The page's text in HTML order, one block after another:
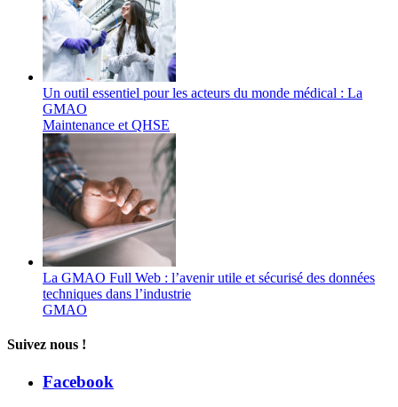
Un outil essentiel pour les acteurs du monde médical : La
GMAO
Maintenance et QHSE
La GMAO Full Web : l’avenir utile et sécurisé des données
techniques dans l’industrie
GMAO
Suivez nous !
Facebook